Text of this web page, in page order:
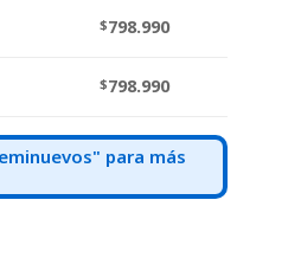
$798.990
$798.990
para más